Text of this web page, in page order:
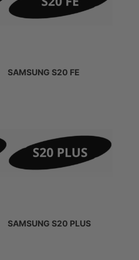
SAMSUNG S20 FE
SAMSUNG S20 PLUS